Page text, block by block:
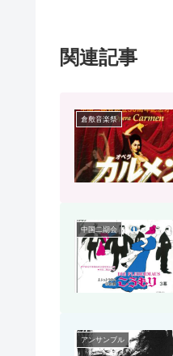
関連記事
倉敷音楽祭
中国二期会
アンサンブル